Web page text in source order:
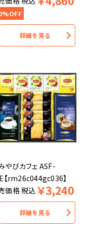
詳細を見る
やびカフェ ASF-
【rm26c044gc036】
価格税込 ￥3,240
詳細を見る